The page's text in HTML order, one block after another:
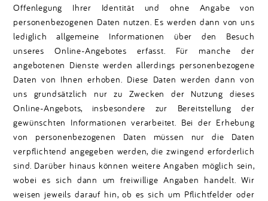
Offenlegung Ihrer Identität und ohne Angabe von
personenbezogenen Daten nutzen. Es werden dann von uns
lediglich allgemeine Informationen über den Besuch
unseres Online-Angebotes erfasst. Für manche der
angebotenen Dienste werden allerdings personenbezogene
Daten von Ihnen erhoben. Diese Daten werden dann von
uns grundsätzlich nur zu Zwecken der Nutzung dieses
Online-Angebots, insbesondere zur Bereitstellung der
gewünschten Informationen verarbeitet. Bei der Erhebung
von personenbezogenen Daten müssen nur die Daten
verpflichtend angegeben werden, die zwingend erforderlich
sind. Darüber hinaus können weitere Angaben möglich sein,
wobei es sich dann um freiwillige Angaben handelt. Wir
weisen jeweils darauf hin, ob es sich um Pflichtfelder oder